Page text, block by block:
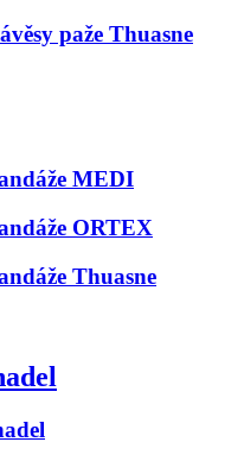
paže Thuasne
MEDI
ORTEX
Thuasne